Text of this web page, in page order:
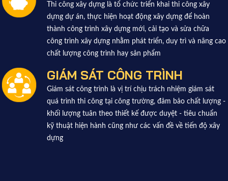
Thi công xây dựng là tổ chức triển khai thi công xây
dựng dự án, thực hiện hoạt động xây dựng để hoàn
thành công trình xây dựng mới, cải tạo và sửa chữa
công trình xây dựng nhằm phát triển, duy trì và nâng cao
chất lượng công trình hay sản phẩm
GIÁM SÁT CÔNG TRÌNH
Giám sát công trình là vị trí chịu trách nhiệm giám sát
quá trình thi công tại công trường, đảm bảo chất lượng -
khối lượng tuân theo thiết kế được duyệt - tiêu chuẩn
kỹ thuật hiện hành cũng như các vấn đề về tiến độ xây
dựng